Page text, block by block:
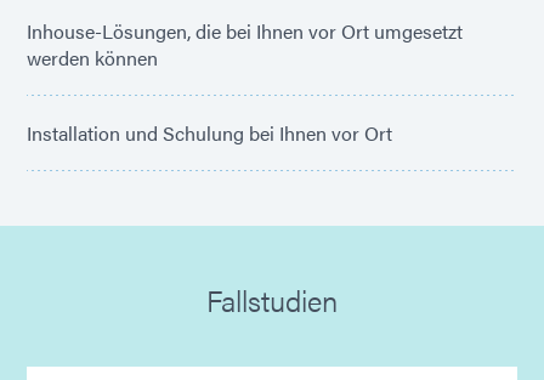
Inhouse-Lösungen, die bei Ihnen vor Ort umgesetzt
werden können
Installation und Schulung bei Ihnen vor Ort
Fallstudien